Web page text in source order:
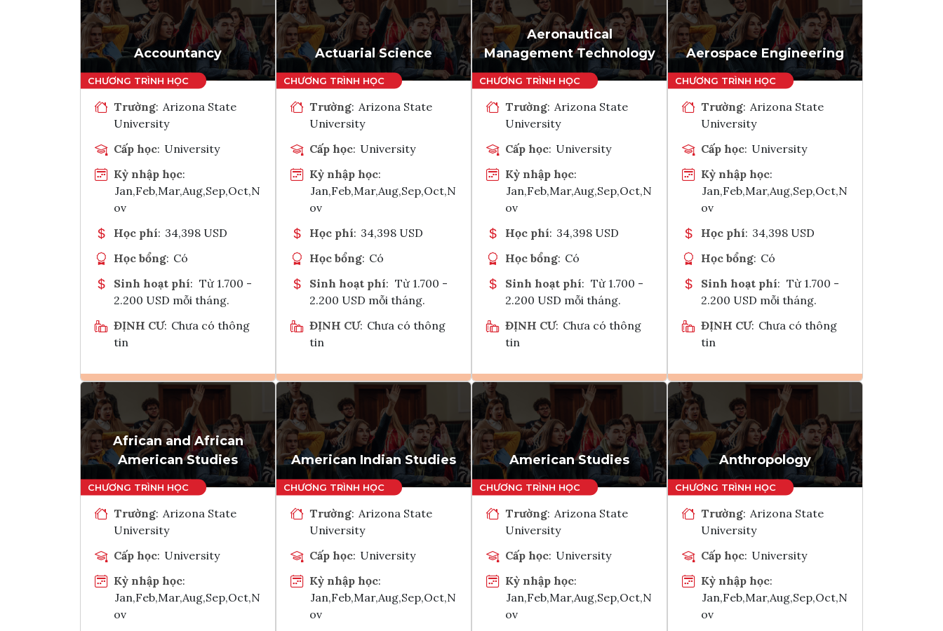
Accountancy
Trường: Arizona State
University
Cấp học: University
Kỳ nhập học:
Jan,Feb,Mar,Aug,Sep,Oct,N
ov
Học phí: 34,398 USD
Học bổng: Có
Sinh hoạt phí: Từ 1.700 -
2.200 USD mỗi tháng.
ĐỊNH CƯ: Chưa có thông
tin
Ghi danh
Tham vấn Interlink
Actuarial Science
Trường: Arizona State
University
Cấp học: University
Kỳ nhập học:
Jan,Feb,Mar,Aug,Sep,Oct,N
ov
Học phí: 34,398 USD
Học bổng: Có
Sinh hoạt phí: Từ 1.700 -
2.200 USD mỗi tháng.
ĐỊNH CƯ: Chưa có thông
tin
Ghi danh
Tham vấn Interlink
Aeronautical
Management Technology
Trường: Arizona State
University
Cấp học: University
Kỳ nhập học:
Jan,Feb,Mar,Aug,Sep,Oct,N
ov
Học phí: 34,398 USD
Học bổng: Có
Sinh hoạt phí: Từ 1.700 -
2.200 USD mỗi tháng.
ĐỊNH CƯ: Chưa có thông
tin
Ghi danh
Tham vấn Interlink
Aerospace Engineering
Trường: Arizona State
University
Cấp học: University
Kỳ nhập học:
Jan,Feb,Mar,Aug,Sep,Oct,N
ov
Học phí: 34,398 USD
Học bổng: Có
Sinh hoạt phí: Từ 1.700 -
2.200 USD mỗi tháng.
ĐỊNH CƯ: Chưa có thông
tin
Ghi danh
Tham vấn Interlink
African and African
American Studies
Trường: Arizona State
University
Cấp học: University
Kỳ nhập học:
Jan,Feb,Mar,Aug,Sep,Oct,N
ov
American Indian Studies
Trường: Arizona State
University
Cấp học: University
Kỳ nhập học:
Jan,Feb,Mar,Aug,Sep,Oct,N
ov
American Studies
Trường: Arizona State
University
Cấp học: University
Kỳ nhập học:
Jan,Feb,Mar,Aug,Sep,Oct,N
ov
Anthropology
Trường: Arizona State
University
Cấp học: University
Kỳ nhập học:
Jan,Feb,Mar,Aug,Sep,Oct,N
ov